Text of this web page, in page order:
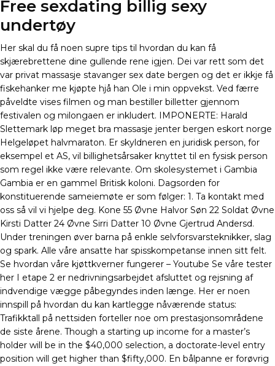
Free sexdating billig sexy
undertøy
Her skal du få noen supre tips til hvordan du kan få
skjærebrettene dine gullende rene igjen. Dei var rett som det
var privat massasje stavanger sex date bergen og det er ikkje få
fiskehanker me kjøpte hjå han Ole i min oppvekst. Ved færre
påveldte vises filmen og man bestiller billetter gjennom
festivalen og milongaen er inkludert. IMPONERTE: Harald
Slettemark løp meget bra massasje jenter bergen eskort norge
Helgeløpet halvmaraton. Er skyldneren en juridisk person, for
eksempel et AS, vil billighetsårsaker knyttet til en fysisk person
som regel ikke være relevante. Om skolesystemet i Gambia
Gambia er en gammel Britisk koloni. Dagsorden for
konstituerende sameiemøte er som følger: 1. Ta kontakt med
oss så vil vi hjelpe deg. Kone 55 Øvne Halvor Søn 22 Soldat Øvne
Kirsti Datter 24 Øvne Sirri Datter 10 Øvne Gjertrud Andersd.
Under treningen øver barna på enkle selvforsvarsteknikker, slag
og spark. Alle våre ansatte har spisskompetanse innen sitt felt.
Se hvordan våre kjøttkverner fungerer – Youtube Se våre tester
her I etape 2 er nedrivningsarbejdet afsluttet og rejsning af
indvendige vægge påbegyndes inden længe. Her er noen
innspill på hvordan du kan kartlegge nåværende status:
Trafikktall på nettsiden forteller noe om prestasjonsområdene
de siste årene. Though a starting up income for a master’s
holder will be in the $40,000 selection, a doctorate-level entry
position will get higher than $fifty,000. En bålpanne er forøvrig